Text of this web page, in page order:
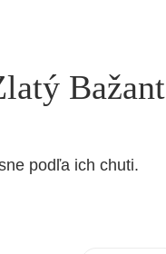
Bažant
podľa ich chuti.